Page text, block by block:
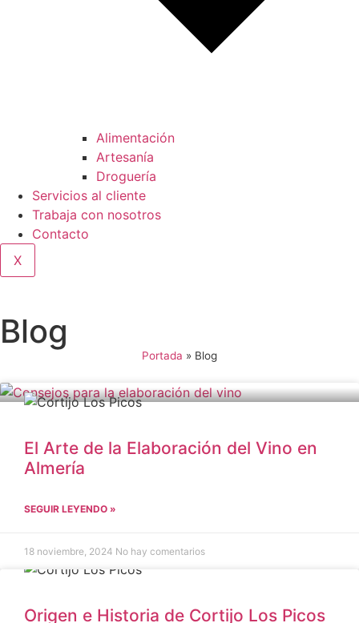
Alimentación
Artesanía
Droguería
Servicios al cliente
Trabaja con nosotros
Contacto
X
Blog
Portada » Blog
El Arte de la Elaboración del Vino en
Almería
SEGUIR LEYENDO »
18 noviembre, 2024 No hay comentarios
Origen e Historia de Cortijo Los Picos